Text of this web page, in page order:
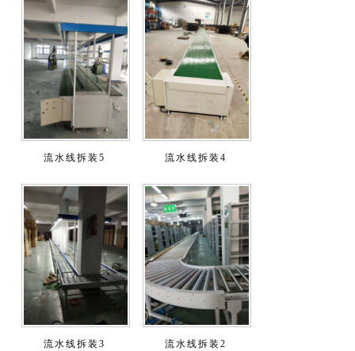
流水线拆装5 流水线拆装4
流水线拆装3 流水线拆装2